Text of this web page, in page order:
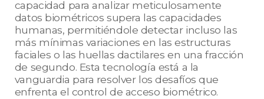
capacidad para analizar meticulosamente
datos biométricos supera las capacidades
humanas, permitiéndole detectar incluso las
más mínimas variaciones en las estructuras
faciales o las huellas dactilares en una fracción
de segundo. Esta tecnología está a la
vanguardia para resolver los desafíos que
enfrenta el control de acceso biométrico.